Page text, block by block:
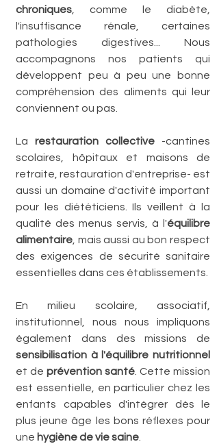
chroniques , comme le diabète,
l'insuffisance rénale, certaines
pathologies digestives... Nous
accompagnons nos patients qui
développent peu à peu une bonne
compréhension des aliments qui leur
conviennent ou pas.
La restauration collective -cantines
scolaires, hôpitaux et maisons de
retraite, restauration d'entreprise- est
aussi un domaine d'activité important
pour les diététiciens. Ils veillent à la
qualité des menus servis, à l'équilibre
alimentaire , mais aussi au bon respect
des exigences de sécurité sanitaire
essentielles dans ces établissements.
En milieu scolaire, associatif,
institutionnel, nous nous impliquons
sensibilisation à l'équilibre nutritionnel
et de prévention santé . Cette mission
est essentielle, en particulier chez les
enfants capables d'intégrer dès le
plus jeune âge les bons réflexes pour
une hygiène de vie saine